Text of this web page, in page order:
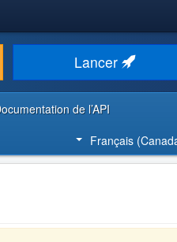
Lancer
de l’API
Français